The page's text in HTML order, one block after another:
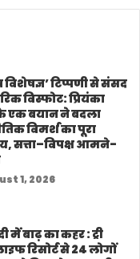
विशेषज्ञ’ टिप्पणी से संसद
विस्फोट: प्रियंका
एक बयान ने बदला
विमर्श का पूरा
सत्ता–विपक्ष आमने-
1, 2026
में बाढ़ का कहर : ट्री
रिसोर्ट से 24 लोगों